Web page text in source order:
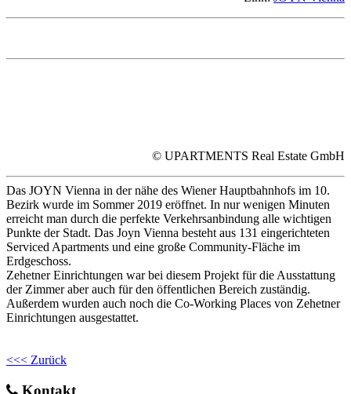
© UPARTMENTS Real Estate GmbH
Das JOYN Vienna in der nähe des Wiener Hauptbahnhofs im 10.
Bezirk wurde im Sommer 2019 eröffnet. In nur wenigen Minuten
erreicht man durch die perfekte Verkehrsanbindung alle wichtigen
Punkte der Stadt. Das Joyn Vienna besteht aus 131 eingerichteten
Serviced Apartments und eine große Community-Fläche im
Erdgeschoss.
Zehetner Einrichtungen war bei diesem Projekt für die Ausstattung
der Zimmer aber auch für den öffentlichen Bereich zuständig.
Außerdem wurden auch noch die Co-Working Places von Zehetner
Einrichtungen ausgestattet.
<<< Zurück
Kontakt